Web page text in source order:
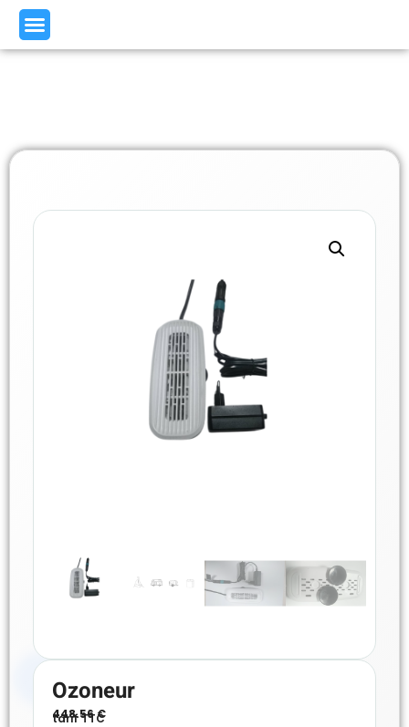
Ozoneur
448.56€
tarif TTC